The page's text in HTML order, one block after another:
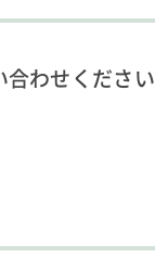
わせください